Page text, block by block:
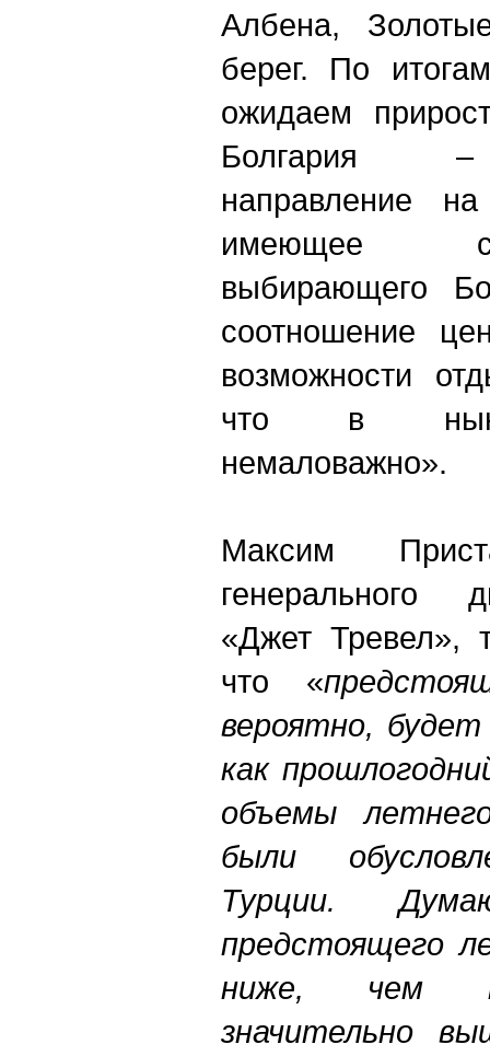
Албена,
берег. По
ожидаем
Болгария –
направление
имеющее
выбирающего
соотношение
возможности
что в
немаловажно».
Максим
генерального
«Джет Тревел»,
что «
вероятно,
как
объемы
были
Турции.
предстоящего
ниже, чем
значительно